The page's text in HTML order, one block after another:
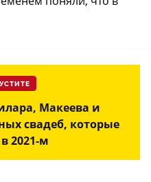
Макеева и
свадеб, которые
2021-м